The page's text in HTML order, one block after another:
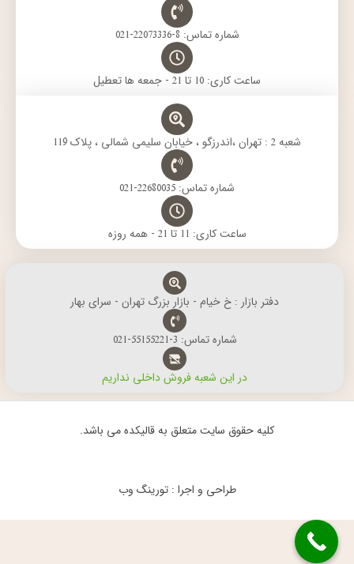
شماره تماس: 8-22073336-021
ساعت کاری: 10 تا 21 - جمعه ها تعطیل
شعبه 2 : تهران ،اندرزگو ، خیابان سلیمی شمالی ، پلاک 119
شماره تماس: 22680035-021
ساعت کاری: 11 تا 21 - همه روزه
دفتر بازار : خ خیام - بازار بزرگ تهران - سرای بهار
شماره تماس: 3-55155221-021
در این شعبه فروش داخلی نداریم
کلیه حقوق سایت متعلق به قالیکده می باشد.
طراحی و اجرا : تورینگ وب